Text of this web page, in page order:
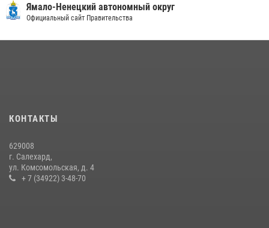
«Каникулы с Росгвардией» продолжаются на Ямале
14 июля 2026, 06:53
Ямало-Ненецкий автономный округ
Официальный сайт Правительства
КОНТАКТЫ
629008
г. Салехард,
ул. Комсомольская, д. 4
+ 7 (34922) 3-48-70